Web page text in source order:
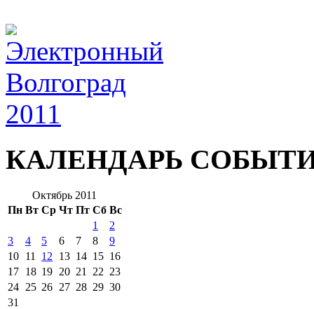
КАЛЕНДАРЬ
Октябрь 2011
Пн Вт Ср Чт Пт Сб Вс
1
2
3
4 5 6 7 8
9
10 11 12 13 14 15 16
17 18 19 20 21 22 23
24 25 26 27 28 29 30
31